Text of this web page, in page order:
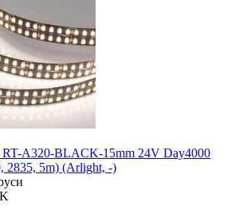
RT-A320-BLACK-15mm 24V Day4000
2835, 5m) (Arlight, -)